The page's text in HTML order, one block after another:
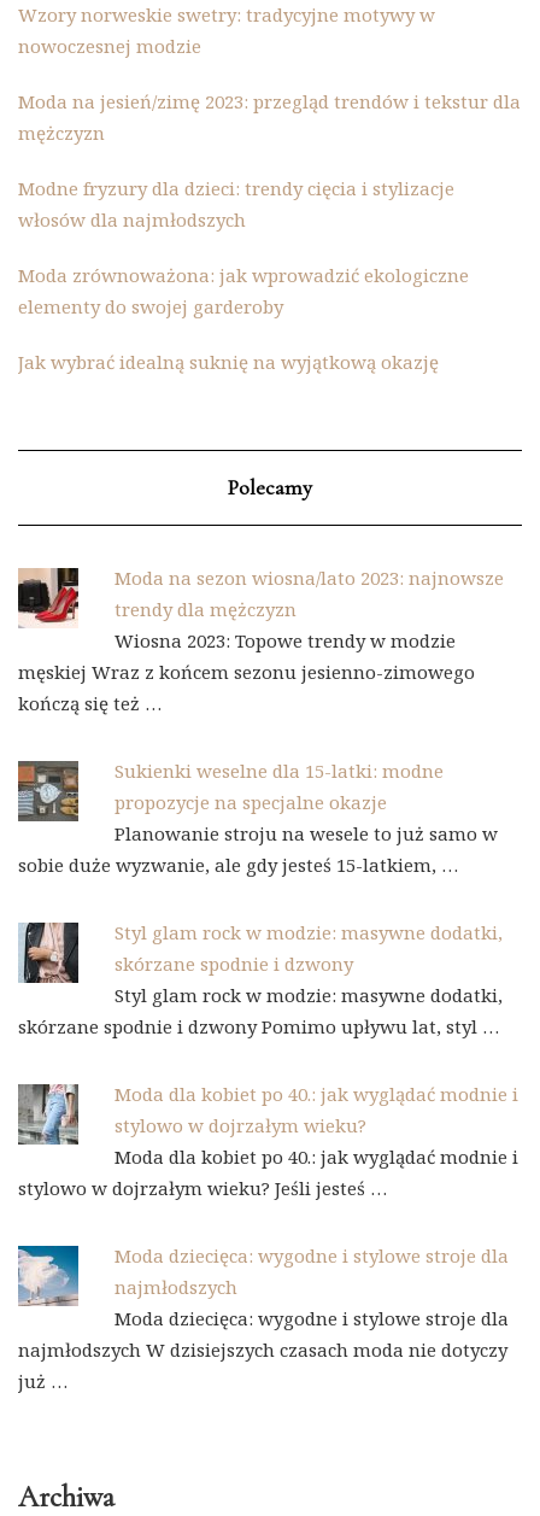
Wzory norweskie swetry: tradycyjne motywy w
nowoczesnej modzie
Moda na jesień/zimę 2023: przegląd trendów i tekstur dla
mężczyzn
Modne fryzury dla dzieci: trendy cięcia i stylizacje
włosów dla najmłodszych
Moda zrównoważona: jak wprowadzić ekologiczne
elementy do swojej garderoby
Jak wybrać idealną suknię na wyjątkową okazję
Polecamy
Moda na sezon wiosna/lato 2023: najnowsze
trendy dla mężczyzn
Wiosna 2023: Topowe trendy w modzie
męskiej Wraz z końcem sezonu jesienno-zimowego
kończą się też …
Sukienki weselne dla 15-latki: modne
propozycje na specjalne okazje
Planowanie stroju na wesele to już samo w
sobie duże wyzwanie, ale gdy jesteś 15-latkiem, …
Styl glam rock w modzie: masywne dodatki,
skórzane spodnie i dzwony
Styl glam rock w modzie: masywne dodatki,
skórzane spodnie i dzwony Pomimo upływu lat, styl …
Moda dla kobiet po 40.: jak wyglądać modnie i
stylowo w dojrzałym wieku?
Moda dla kobiet po 40.: jak wyglądać modnie i
stylowo w dojrzałym wieku? Jeśli jesteś …
Moda dziecięca: wygodne i stylowe stroje dla
najmłodszych
Moda dziecięca: wygodne i stylowe stroje dla
najmłodszych W dzisiejszych czasach moda nie dotyczy
już …
Archiwa